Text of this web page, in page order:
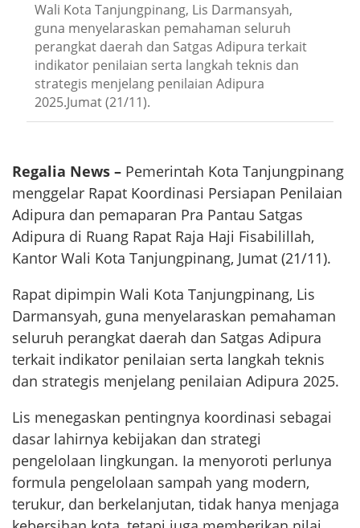
Wali Kota Tanjungpinang, Lis Darmansyah,
guna menyelaraskan pemahaman seluruh
perangkat daerah dan Satgas Adipura terkait
indikator penilaian serta langkah teknis dan
strategis menjelang penilaian Adipura
2025.Jumat (21/11).
Regalia News – Pemerintah Kota Tanjungpinang
menggelar Rapat Koordinasi Persiapan Penilaian
Adipura dan pemaparan Pra Pantau Satgas
Adipura di Ruang Rapat Raja Haji Fisabilillah,
Kantor Wali Kota Tanjungpinang, Jumat (21/11).
Rapat dipimpin Wali Kota Tanjungpinang, Lis
Darmansyah, guna menyelaraskan pemahaman
seluruh perangkat daerah dan Satgas Adipura
terkait indikator penilaian serta langkah teknis
dan strategis menjelang penilaian Adipura 2025.
Lis menegaskan pentingnya koordinasi sebagai
dasar lahirnya kebijakan dan strategi
pengelolaan lingkungan. Ia menyoroti perlunya
formula pengelolaan sampah yang modern,
terukur, dan berkelanjutan, tidak hanya menjaga